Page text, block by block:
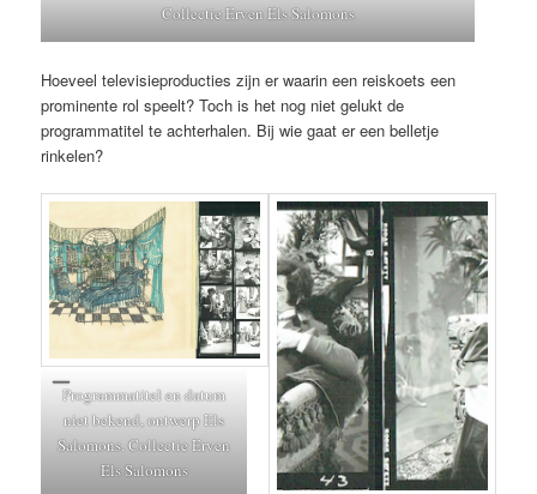
Collectie Erven Els Salomons
Hoeveel televisieproducties zijn er waarin een reiskoets een
prominente rol speelt? Toch is het nog niet gelukt de
programmatitel te achterhalen. Bij wie gaat er een belletje
rinkelen?
Programmatitel en datum
niet bekend, ontwerp Els
Salomons. Collectie Erven
Els Salomons